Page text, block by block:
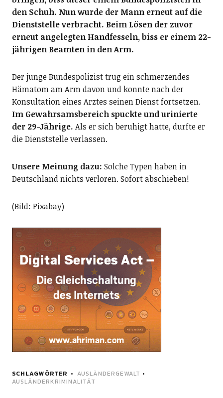
den Schuh. Nun wurde der Mann erneut auf die
Dienststelle verbracht. Beim Lösen der zuvor
erneut angelegten Handfesseln, biss er einem 22-
jährigen Beamten in den Arm.
Der junge Bundespolizist trug ein schmerzendes
Hämatom am Arm davon und konnte nach der
Konsultation eines Arztes seinen Dienst fortsetzen.
Im Gewahrsamsbereich spuckte und urinierte
der 29-Jährige. Als er sich beruhigt hatte, durfte er
die Dienststelle verlassen.
Unsere Meinung dazu: Solche Typen haben in
Deutschland nichts verloren. Sofort abschieben!
(Bild: Pixabay)
SCHLAGWÖRTER AUSLÄNDERGEWALT •
AUSLÄNDERKRIMINALITÄT